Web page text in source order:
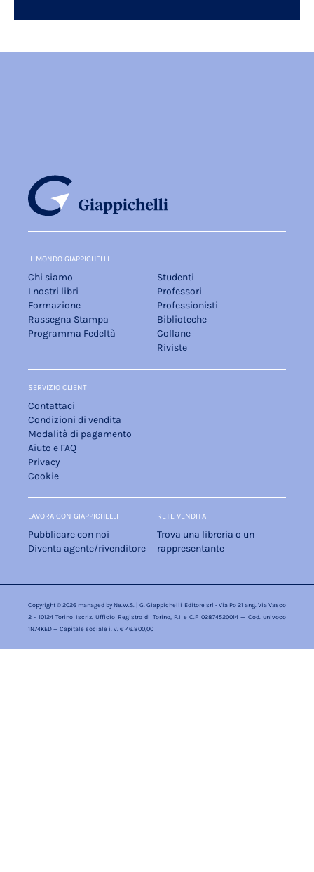
IL MONDO GIAPPICHELLI
Chi siamo
I nostri libri
Formazione
Rassegna Stampa
Programma Fedeltà
Studenti
Professori
Professionisti
Biblioteche
Collane
Riviste
SERVIZIO CLIENTI
Contattaci
Condizioni di vendita
Modalità di pagamento
Aiuto e FAQ
Privacy
Cookie
LAVORA CON GIAPPICHELLI
Pubblicare con noi
Diventa agente/rivenditore
RETE VENDITA
Trova una libreria o un
rappresentante
Copyright © 2026 managed by Ne.W.S. | G. Giappichelli Editore srl - Via Po 21 ang. Via Vasco
2 - 10124 Torino Iscriz. Ufficio Registro di Torino, P.I e C.F 02874520014 — Cod. univoco
1N74KED — Capitale sociale i. v. € 46.800,00